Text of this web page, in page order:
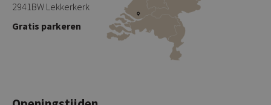
2941BW Lekkerkerk
Gratis parkeren